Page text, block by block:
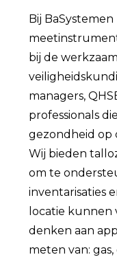
Bij
bij de
managers,
professionals
gezondheid op
Wij bieden
om te
inventarisaties
locatie kunnen
denken aan
meten van: